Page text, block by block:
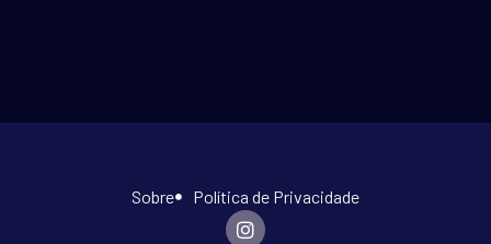
Sobre Política de Privacidade